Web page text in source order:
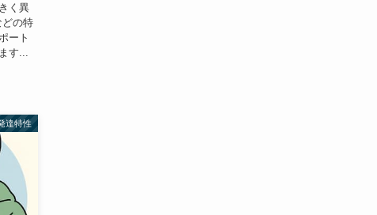
く異
どの特
ート
す...
達特性